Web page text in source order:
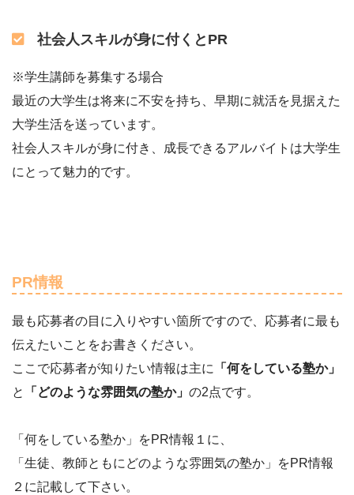
社会人スキルが身に付くとPR
※学生講師を募集する場合
最近の大学生は将来に不安を持ち、早期に就活を見据えた
大学生活を送っています。
社会人スキルが身に付き、成長できるアルバイトは大学生
にとって魅力的です。
PR情報
最も応募者の目に入りやすい箇所ですので、応募者に最も
伝えたいことをお書きください。
ここで応募者が知りたい情報は主に
「何をしている塾か」
と
「どのような雰囲気の塾か」 の2点です。
「何をしている塾か」をPR情報１に、
「生徒、教師ともにどのような雰囲気の塾か」をPR情報
２に記載して下さい。